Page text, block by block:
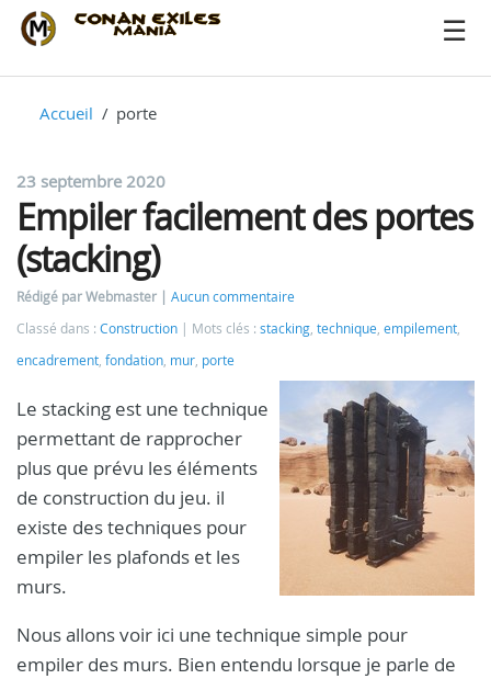
Accueil porte
23 septembre 2020
Empiler facilement des portes
(stacking)
Rédigé par Webmaster
Aucun commentaire
Classé dans : Construction Mots clés : stacking technique empilement
encadrement fondation mur porte
Le stacking est une technique
permettant de rapprocher
plus que prévu les éléments
de construction du jeu. il
existe des techniques pour
empiler les plafonds et les
murs.
Nous allons voir ici une technique simple pour
empiler des murs. Bien entendu lorsque je parle de